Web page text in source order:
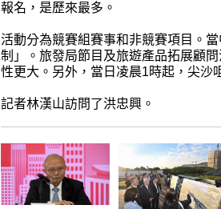
報名，是歷來最多。
活動分為競賽組賽事和非競賽項目。
制」。旅發局節目及旅遊產品拓展顧
性更大。另外，當日凌晨1時起，尖沙
記者林漢山訪問了洪忠興。